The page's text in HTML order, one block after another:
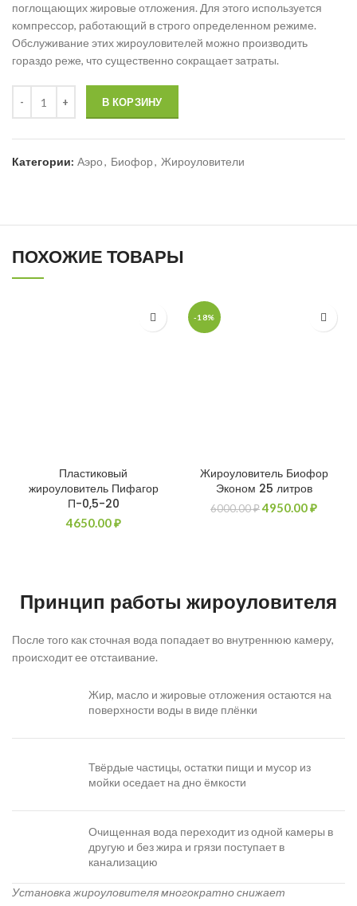
поглощающих жировые отложения. Для этого используется
компрессор, работающий в строго определенном режиме.
Обслуживание этих жироуловителей можно производить
гораздо реже, что существенно сокращает затраты.
В КОРЗИНУ
Категории: Аэро, Биофор, Жироуловители
ПОХОЖИЕ ТОВАРЫ
Пластиковый
жироуловитель Пифагор
П-0,5-20
4650.00₽
-18%
Жироуловитель Биофор
Эконом 25 литров
6000.00₽Первоначальная
4950.00₽
Принцип работы жироуловителя
После того как сточная вода попадает во внутреннюю камеру,
происходит ее отстаивание.
Жир, масло и жировые отложения остаются на
поверхности воды в виде плёнки
Твёрдые частицы, остатки пищи и мусор из
мойки оседает на дно ёмкости
Очищенная вода переходит из одной камеры в
другую и без жира и грязи поступает в
канализацию
Установка жироуловителя многократно снижает